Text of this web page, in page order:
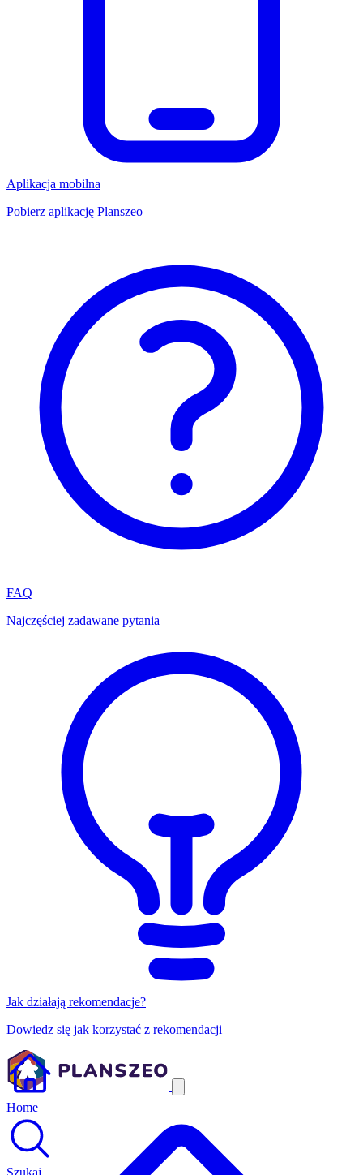
Aplikacja mobilna
Pobierz aplikację Planszeo
FAQ
Najczęściej zadawane pytania
Jak działają rekomendacje?
Dowiedz się jak korzystać z rekomendacji
Home
Szukaj